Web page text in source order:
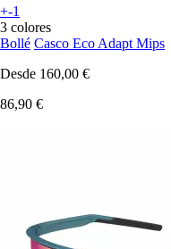
+-1
3 colores
Bollé Casco Eco Adapt Mips
Desde 160,00 €
86,90 €